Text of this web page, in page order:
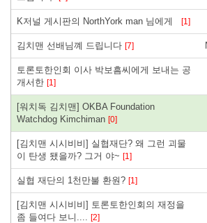
K저널 게시판의 NorthYork man 님에게 [1]
김치맨 선배님꼐 드립니다 [7]
토론토한인회 이사 박보흠씨에게 보내는 공
개서한 [1]
[워치독 김치맨] OKBA Foundation
Watchdog Kimchiman [0]
[김치맨 시시비비] 실협재단? 왜 그런 괴물
이 탄생 됐을까? 그거 야~ [1]
실협 재단의 1천만불 환원? [1]
[김치맨 시시비비] 토론토한인회의 재정을
좀 들여다 보니.... ​ [2]